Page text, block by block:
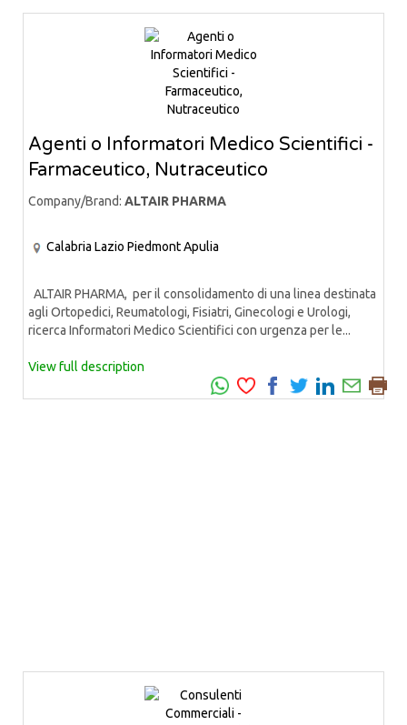
Agenti o Informatori Medico Scientifici -
Farmaceutico, Nutraceutico
Company/Brand: ALTAIR PHARMA
Calabria Lazio PiedmontApulia
ALTAIR PHARMA, per il consolidamento di una linea destinata
agli Ortopedici, Reumatologi, Fisiatri, Ginecologi e Urologi,
ricerca Informatori Medico Scientifici con urgenza per le...
View full description